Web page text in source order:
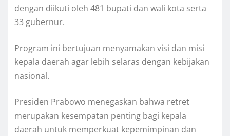
dengan diikuti oleh 481 bupati dan wali kota serta
33 gubernur.
Program ini bertujuan menyamakan visi dan misi
kepala daerah agar lebih selaras dengan kebijakan
nasional.
Presiden Prabowo menegaskan bahwa retret
merupakan kesempatan penting bagi kepala
daerah untuk memperkuat kepemimpinan dan